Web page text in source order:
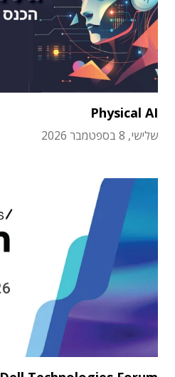
Physical AI
שלישי, 8 בספטמבר 2026